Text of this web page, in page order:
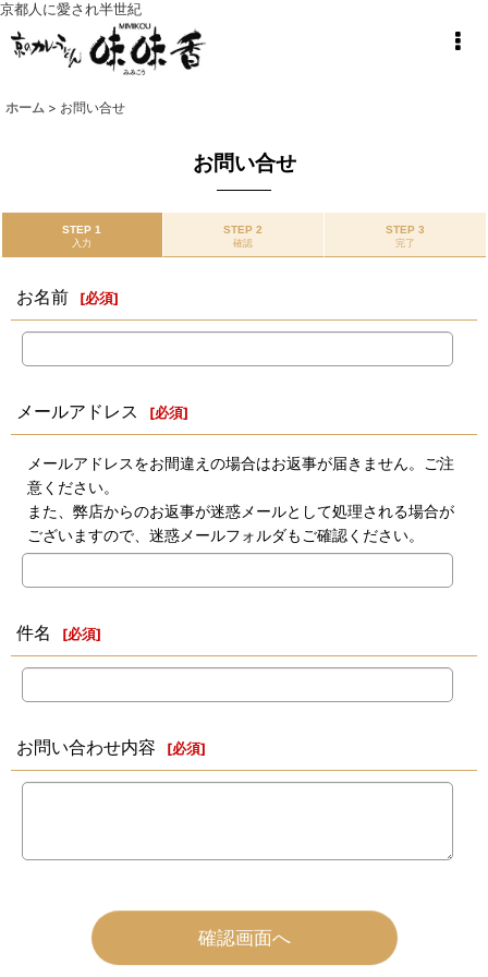
京都人に愛され半世紀
ホーム > お問い合せ
お問い合せ
STEP 1
入力
STEP 2
確認
STEP 3
完了
お名前 [必須]
メールアドレス [必須]
メールアドレスをお間違えの場合はお返事が届きません。ご注
意ください。
また、弊店からのお返事が迷惑メールとして処理される場合が
ございますので、迷惑メールフォルダもご確認ください。
件名 [必須]
お問い合わせ内容 [必須]
確認画面へ